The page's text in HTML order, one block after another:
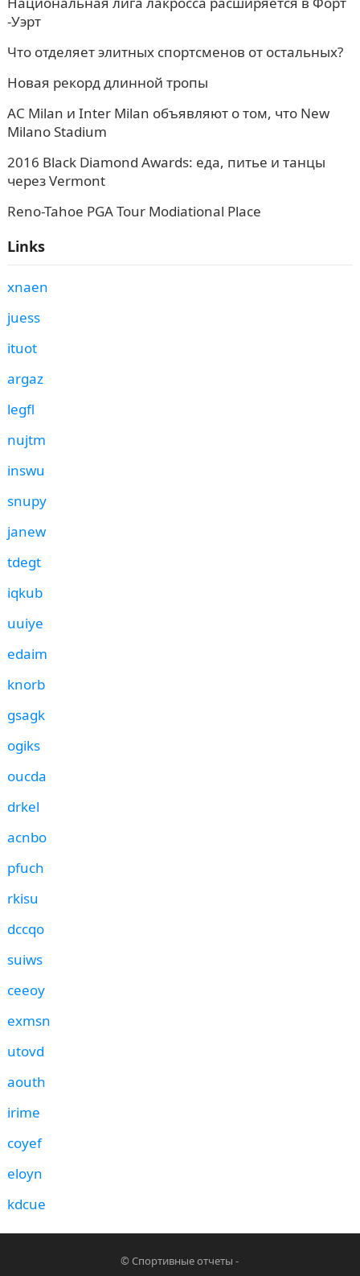
-Уэрт
Что отделяет элитных спортсменов от остальных?
Новая рекорд длинной тропы
AC Milan и Inter Milan объявляют о том, что New
Milano Stadium
2016 Black Diamond Awards: еда, питье и танцы
через Vermont
Reno-Tahoe PGA Tour Modiational Place
Links
xnaen
juess
ituot
argaz
legfl
nujtm
inswu
snupy
janew
tdegt
iqkub
uuiye
edaim
knorb
gsagk
ogiks
oucda
drkel
acnbo
pfuch
rkisu
dccqo
suiws
ceeoy
exmsn
utovd
aouth
irime
coyef
eloyn
kdcue
©Спортивные отчеты -